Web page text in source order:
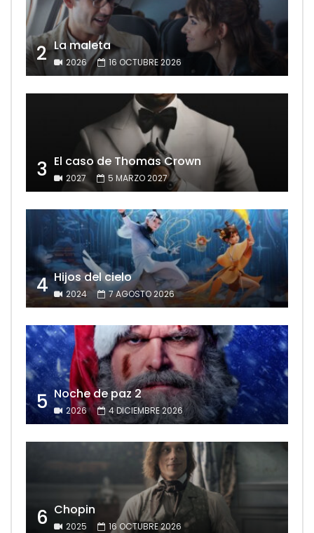
2 La maleta
2026 16 OCTUBRE 2026
3 El caso de Thomas Crown
2027 5 MARZO 2027
4 Hijos del cielo
2024 7 AGOSTO 2026
5 Noche de paz 2
2026 4 DICIEMBRE 2026
6 Chopin
2025 16 OCTUBRE 2026